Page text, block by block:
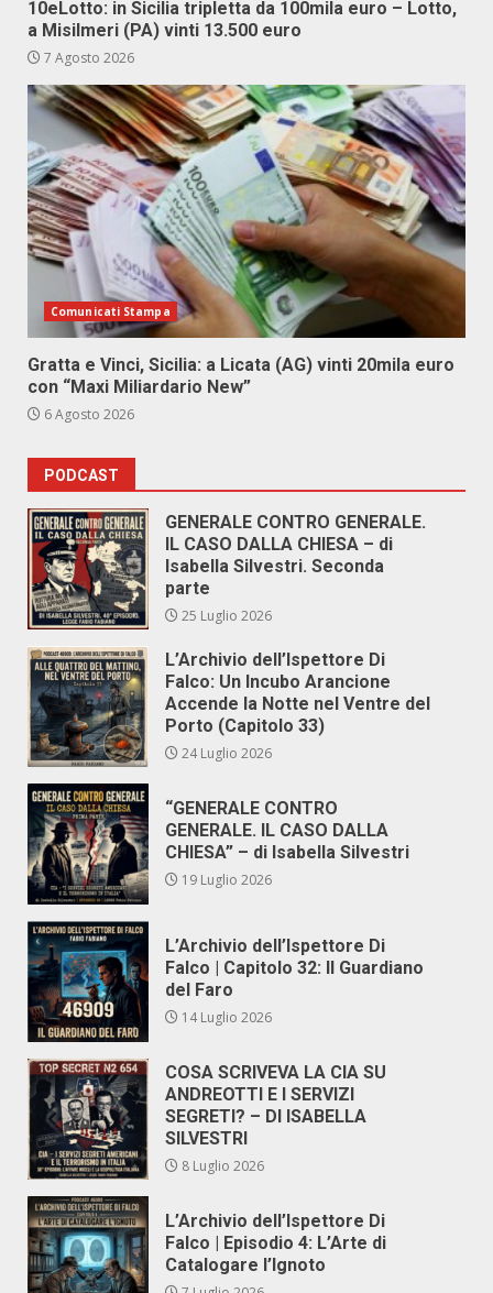
10eLotto: in Sicilia tripletta da 100mila euro – Lotto,
a Misilmeri (PA) vinti 13.500 euro
7 Agosto 2026
Comunicati Stampa
Gratta e Vinci, Sicilia: a Licata (AG) vinti 20mila euro
con “Maxi Miliardario New”
6 Agosto 2026
PODCAST
GENERALE CONTRO GENERALE.
IL CASO DALLA CHIESA – di
Isabella Silvestri. Seconda
parte
25 Luglio 2026
L’Archivio dell’Ispettore Di
Falco: Un Incubo Arancione
Accende la Notte nel Ventre del
Porto (Capitolo 33)
24 Luglio 2026
“GENERALE CONTRO
GENERALE. IL CASO DALLA
CHIESA” – di Isabella Silvestri
19 Luglio 2026
L’Archivio dell’Ispettore Di
Falco | Capitolo 32: Il Guardiano
del Faro
14 Luglio 2026
COSA SCRIVEVA LA CIA SU
ANDREOTTI E I SERVIZI
SEGRETI? – DI ISABELLA
SILVESTRI
8 Luglio 2026
L’Archivio dell’Ispettore Di
Falco | Episodio 4: L’Arte di
Catalogare l’Ignoto